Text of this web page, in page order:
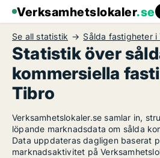
Verksamhetslokaler.se
Se all statistik Sålda fastigheter i
Statistik över
kommersiella
Tibro
Verksamhetslokaler.se samlar in,
löpande marknadsdata om sålda
Data uppdateras dagligen baserat
marknadsaktivitet på